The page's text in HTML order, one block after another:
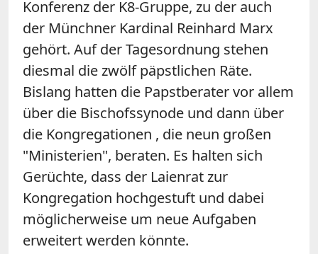
Konferenz der K8-Gruppe, zu der auch
der Münchner Kardinal Reinhard Marx
gehört. Auf der Tagesordnung stehen
diesmal die zwölf päpstlichen Räte.
Bislang hatten die Papstberater vor allem
über die Bischofssynode und dann über
die Kongregationen , die neun großen
"Ministerien", beraten. Es halten sich
Gerüchte, dass der Laienrat zur
Kongregation hochgestuft und dabei
möglicherweise um neue Aufgaben
erweitert werden könnte.